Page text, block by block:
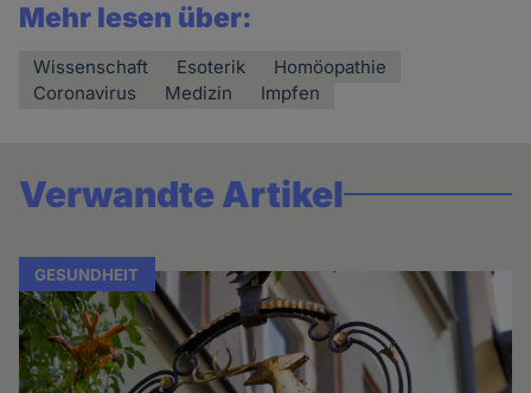
Mehr lesen über:
Wissenschaft Esoterik
Homöopathie
Coronavirus
Medizin Impfen
Verwandte Artikel
GESUNDHEIT